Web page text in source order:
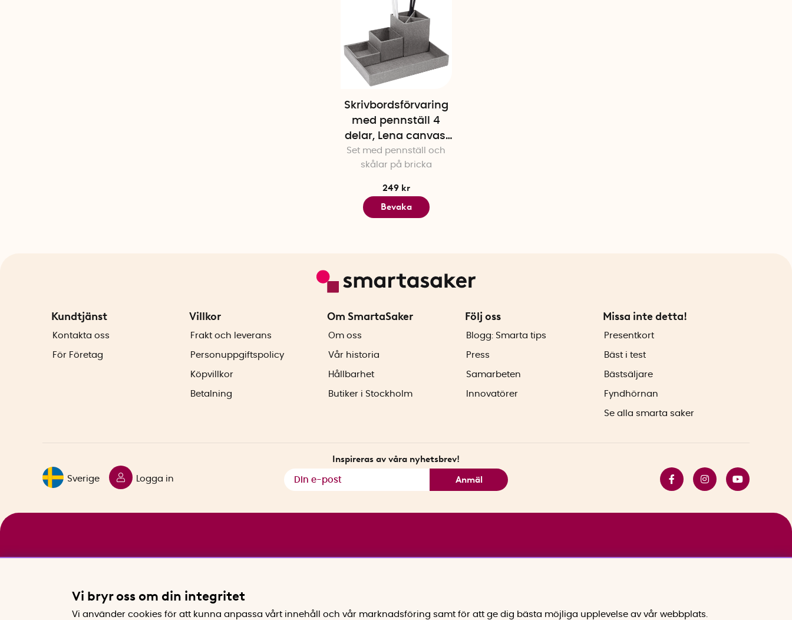
Skrivbordsförvaring
med pennställ 4
delar, Lena canvas,
Bigso, Grå
Set med pennställ och
skålar på bricka
249 kr
Bevaka
Kundtjänst
Kontakta oss
För Företag
Villkor
Frakt och leverans
Personuppgiftspolicy
Köpvillkor
Betalning
Om SmartaSaker
Om oss
Vår historia
Hållbarhet
Butiker i Stockholm
Följ oss
Blogg: Smarta tips
Press
Samarbeten
Innovatörer
Missa inte detta!
Presentkort
Bäst i test
Bästsäljare
Fyndhörnan
Se alla smarta saker
Sverige Logga in
Inspireras av våra nyhetsbrev!
Anmäl
Vi bryr oss om din integritet
Vi använder cookies för att kunna anpassa vårt innehåll och vår marknadsföring samt för att ge dig bästa möjliga upplevelse av vår webbplats.